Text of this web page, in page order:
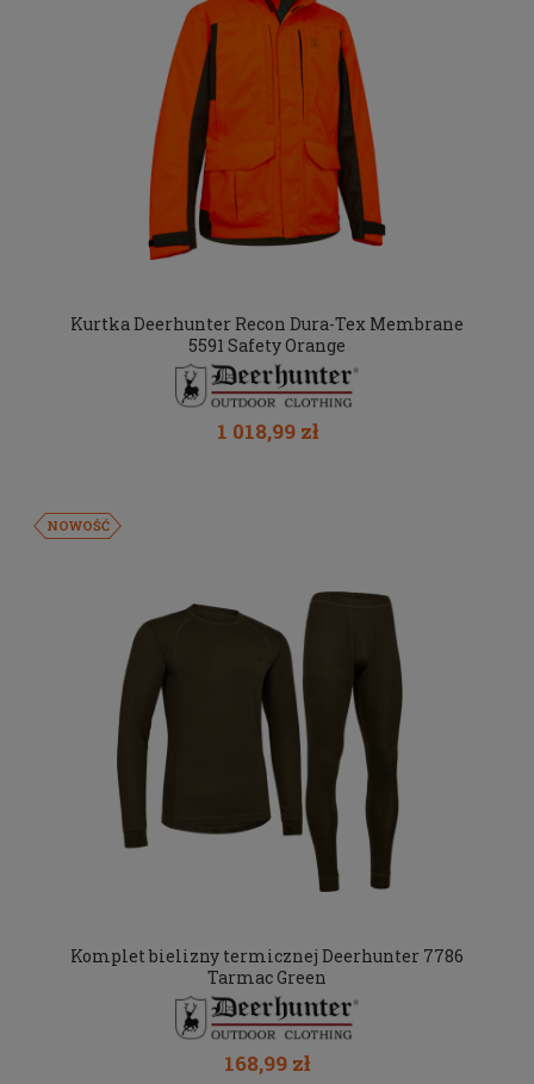
Kurtka Deerhunter Recon Dura-Tex Membrane
5591 Safety Orange
1 018,99 zł
Komplet bielizny termicznej Deerhunter 7786
Tarmac Green
168,99 zł
NOWOŚĆ